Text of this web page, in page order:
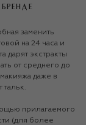
заменить
на 24 часа и
экстракты
от среднего до
даже в
прилагаемого
(для более